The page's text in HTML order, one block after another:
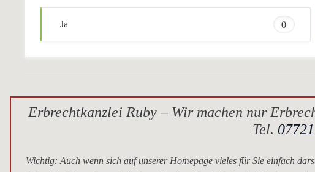
Ja 0
Erbrechtkanzlei Ruby – Wir machen nur
Tel.
Wichtig: Auch wenn sich auf unserer Homepage vieles für Sie einfach